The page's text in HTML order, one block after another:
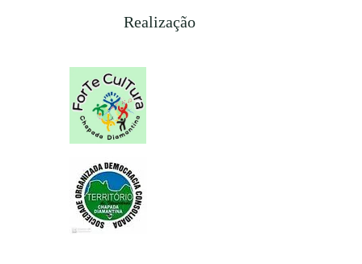
Realização